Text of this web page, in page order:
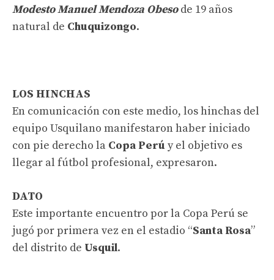
Modesto Manuel Mendoza Obesode 19 años
natural de Chuquizongo.
LOS HINCHAS
En comunicación con este medio, los hinchas del
equipo Usquilano manifestaron haber iniciado
con pie derecho la Copa Perú y el objetivo es
llegar al fútbol profesional, expresaron.
DATO
Este importante encuentro por la Copa Perú se
jugó por primera vez en el estadio “Santa Rosa”
del distrito de Usquil.